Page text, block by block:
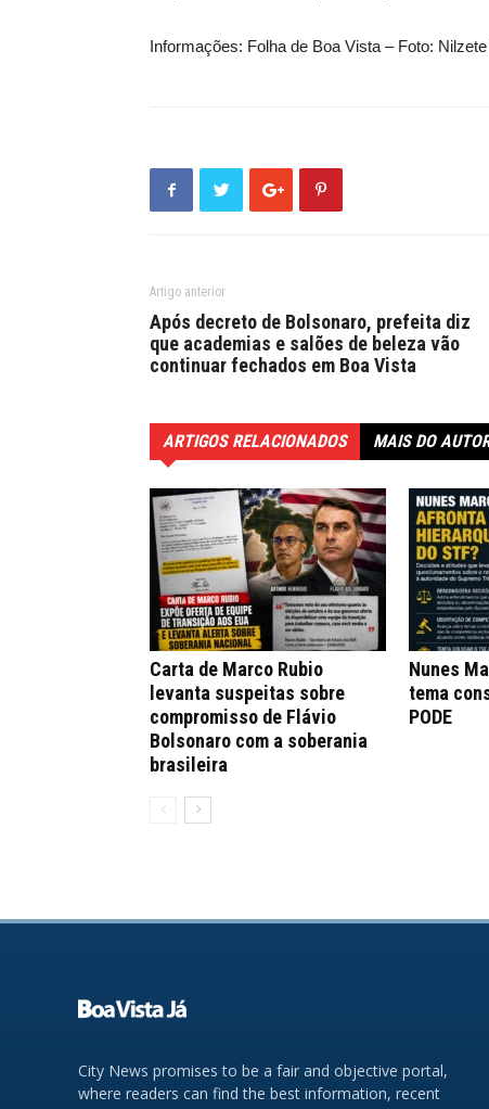
Informações: Folha de Boa Vista – Foto:
Artigo anterior
Após decreto de Bolsonaro, prefeita diz
que academias e salões de beleza vão
continuar fechados em Boa Vista
ARTIGOS RELACIONADOS MAIS DO
Carta de Marco Rubio
levanta suspeitas sobre
compromisso de Flávio
Bolsonaro com a soberania
brasileira
Nunes
tema
PODE
City News promises to be a fair and objective portal,
where readers can find the best information, recent